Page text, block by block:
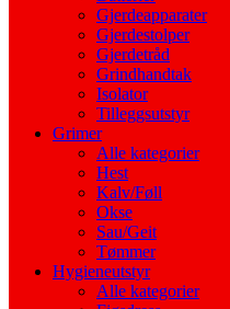
Gjerdeapparater
Gjerdestolper
Gjerdetråd
Grindhandtak
Isolator
Tilleggsutstyr
Grimer
Alle kategorier
Hest
Kalv/Føll
Okse
Sau/Geit
Tømmer
Hygieneutstyr
Alle kategorier